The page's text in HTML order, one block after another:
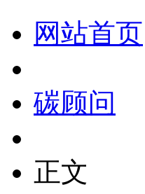
网站首页
碳顾问
正文